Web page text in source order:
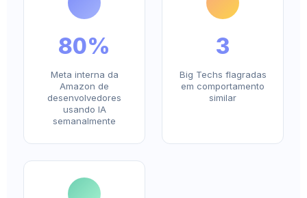
80%
Meta interna da
Amazon de
desenvolvedores
usando IA
semanalmente
3
Big Techs flagradas
em comportamento
similar